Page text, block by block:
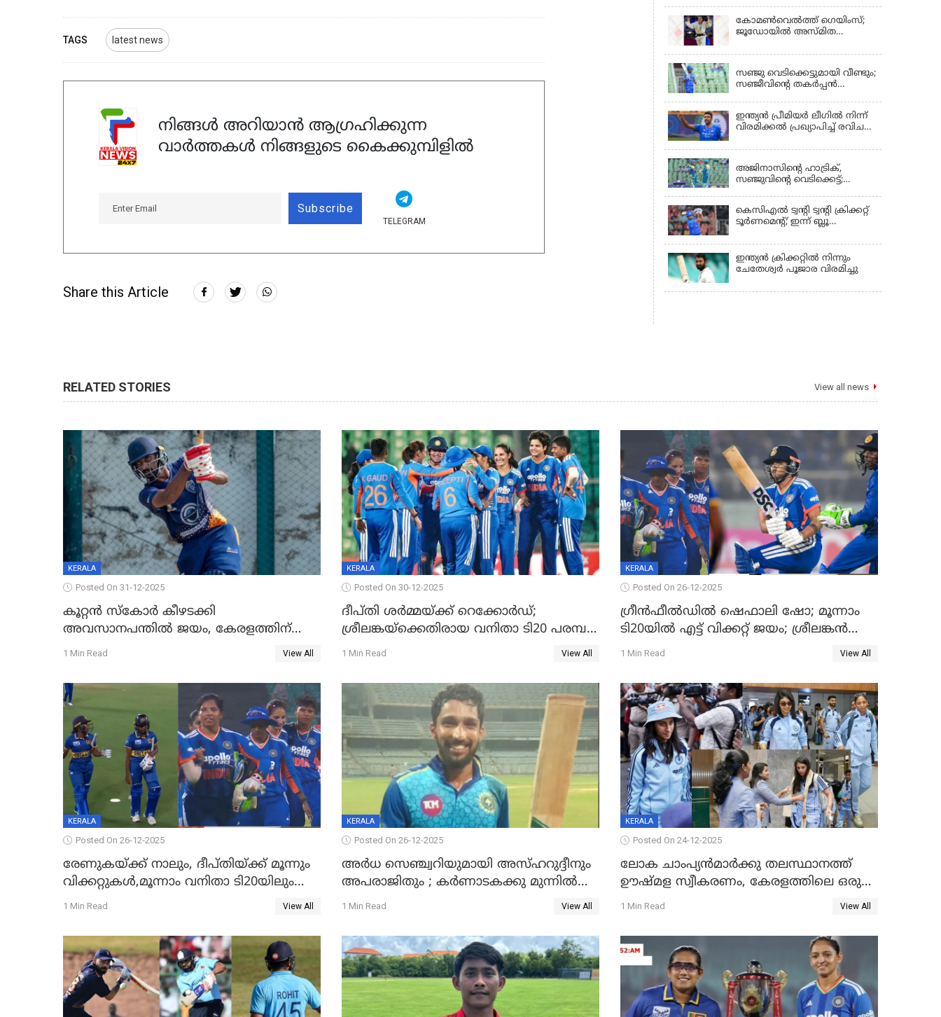
TAGS latest news
നിങ്ങൾ അറിയാൻ ആഗ്രഹിക്കുന്ന
വാർത്തകൾ നിങ്ങളുടെ കൈക്കുമ്പിളിൽ
Subscribe
TELEGRAM
Share this Article
കോമണ്‍വെല്‍ത്ത് ഗെയിംസ്;
ജൂഡോയിൽ അസ്മിത
സഞ്ജു വെടിക്കെട്ടുമായി വീണ്ടും;
സഞ്ജീവിന്‍റെ തകർപ്പൻ
രക്ഷിക്കാനായില്ല, കൊച്ചി ബ്ലൂ
ടൈഗേഴ്സിനു ജയം
ഇന്ത്യന്‍ പ്രീമിയര്‍ ലീഗില്‍ നിന്ന്
വിരമിക്കല്‍ പ്രഖ്യാപിച്ച് രവിചന്ദ്ര
അജിനാസിന്റെ ഹാട്രിക്,
സഞ്ജുവിന്റെ വെടിക്കെട്ട്;
ജയവുമായി ടൈറ്റൻസ്
കെസിഎൽ ട്വൻ്റി ട്വൻ്റി ക്രിക്കറ്റ്
ടൂർണമെൻ്റ്; ഇന്ന് ബ്ലൂ
ഏറ്റുമുട്ടും
ഇന്ത്യന്‍ ക്രിക്കറ്റിൽ നിന്നും
ചേതേശ്വര്‍ പൂജാര വിരമിച്ചു
RELATED STORIES View all news
KERALA
Posted On 31-12-2025
കൂറ്റൻ സ്കോർ കീഴടക്കി
അവസാനപന്തിൽ ജയം, കേരളത്തിന്
ഹാപ്പി ന്യൂഇയർ
1 Min Read View All
KERALA
Posted On 30-12-2025
ദീപ്തി ശർമ്മയ്ക്ക് റെക്കോർഡ്;
ശ്രീലങ്കയ്ക്കെതിരായ വനിതാ ടി20 പരമ്പര
തൂത്തുവാരി ഇന്ത്യ
1 Min Read View All
KERALA
Posted On 26-12-2025
ഗ്രീന്‍ഫീല്‍ഡില്‍ ഷെഫാലി ഷോ; മൂന്നാം
ടി20യിൽ എട്ട് വിക്കറ്റ് ജയം; ശ്രീലങ്കന്‍
വനിതകള്‍ക്കെതിരായ ടി20 പരമ്പര
1 Min Read View All
KERALA
Posted On 26-12-2025
രേണുകയ്ക്ക് നാലും, ദീപ്തിയ്ക്ക് മൂന്നും
വിക്കറ്റുകൾ,മൂന്നാം വനിതാ ടി20യിലും
ശ്രീലങ്കയ്ക്ക് ബാറ്റിംഗ് തകര്‍ച്ച; ഇന്ത്യയ്ക്ക്
1 Min Read View All
KERALA
Posted On 26-12-2025
അർധ സെഞ്ച്വറിയുമായി അസ്ഹറുദ്ദീനും
അപരാജിതും ; കർണാടകക്കു മുന്നിൽ
285 റൺസ് വിജയലക്ഷ്യമുയർത്തി കേരളം
1 Min Read View All
KERALA
Posted On 24-12-2025
ലോക ചാംപ്യൻമാർക്കു തലസ്ഥാനത്ത്
ഊഷ്മള സ്വീകരണം, കേരളത്തിലെ ഒരു
മത്സരം ജയിച്ചാൽ ഇന്ത്യയ്ക്കു പരമ്പര
1 Min Read View All